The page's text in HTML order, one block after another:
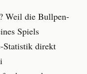
Weil die Bullpen-
Spiels
Statistik direkt